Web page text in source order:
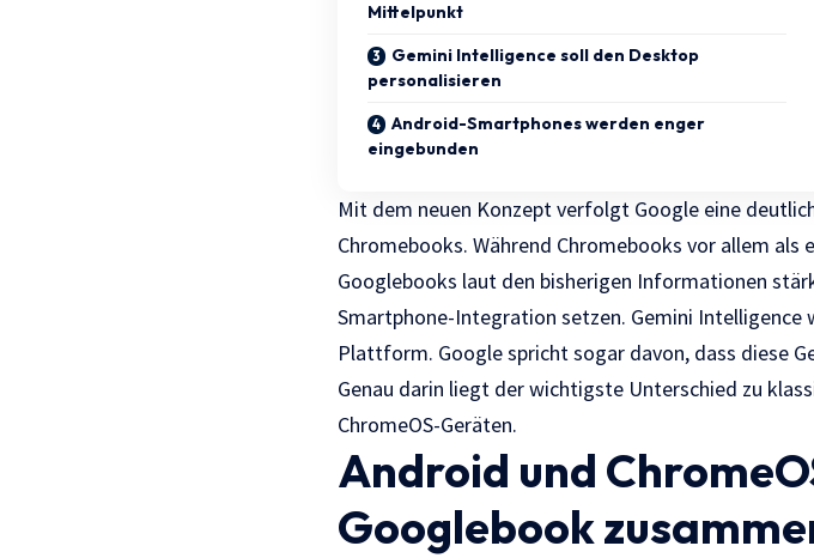
Mittelpunkt
Gemini Intelligence soll den Desktop
personalisieren
Android-Smartphones werden enger
eingebunden
Mit dem neuen Konzept verfolgt Google eine
Chromebooks. Während Chromebooks vor allem
Googlebooks laut den bisherigen Informationen
Smartphone-Integration setzen. Gemini
Plattform. Google spricht sogar davon, dass diese
Genau darin liegt der wichtigste Unterschied zu
ChromeOS-Geräten.
Android und
Googlebook